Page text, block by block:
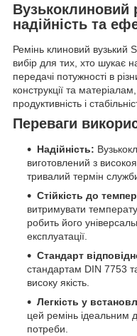
Вузькоклиновий
надійність та
Ремінь клиновий
вибір для тих, хто шукає
передачі потужності в
конструкції та
продуктивність і
Переваги
Надійність:
виготовлений з
тривалий термін
Стійкість до
витримувати
робить його
експлуатації.
Стандарт
стандартам DIN 7753
високу якість.
Легкість у
цей ремінь ідеальним
потреби.